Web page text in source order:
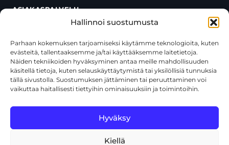
Hallinnoi suostumusta
Parhaan kokemuksen tarjoamiseksi käytämme teknologioita, kuten
evästeitä, tallentaaksemme ja/tai käyttääksemme laitetietoja.
Näiden tekniikoiden hyväksyminen antaa meille mahdollisuuden
käsitellä tietoja, kuten selauskäyttäytymistä tai yksilöllisiä tunnuksia
tällä sivustolla. Suostumuksen jättäminen tai peruuttaminen voi
vaikuttaa haitallisesti tiettyihin ominaisuuksiin ja toimintoihin.
Hyväksy
Kiellä
ASIAKASPALVELU
Oma tili
Maksutavat
Toimitustavat
Usein kysytyt kysymykset
+358 44 270 3795
asiakaspalvelu@toolcat.fi